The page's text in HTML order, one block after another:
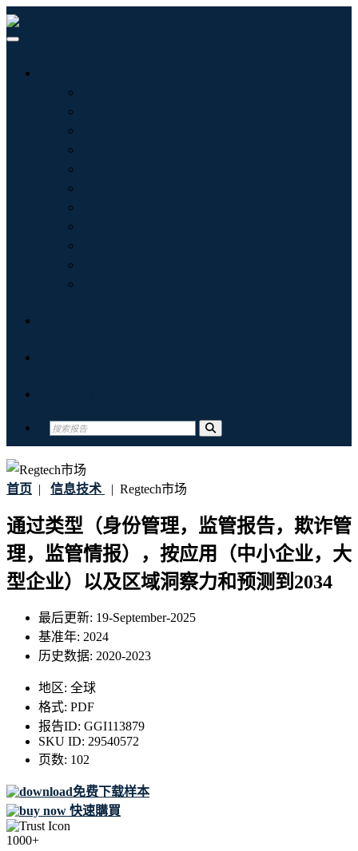
首页 | 信息技术 | Regtech市场
通过类型（身份管理，监管报告，欺诈管
理，监管情报），按应用（中小企业，大
型企业）以及区域洞察力和预测到2034
最后更新: 19-September-2025
基准年: 2024
历史数据: 2020-2023
地区: 全球
格式: PDF
报告ID: GGI113879
SKU ID: 29540572
页数: 102
免费下载样本
快速購買
1000+